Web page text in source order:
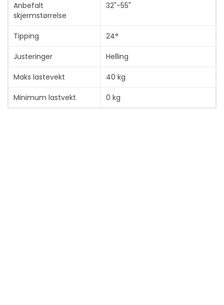
Anbefalt
skjermstørrelse
32"-55"
Tipping 24°
Justeringer Helling
Maks lastevekt 40 kg
Minimum lastvekt 0 kg